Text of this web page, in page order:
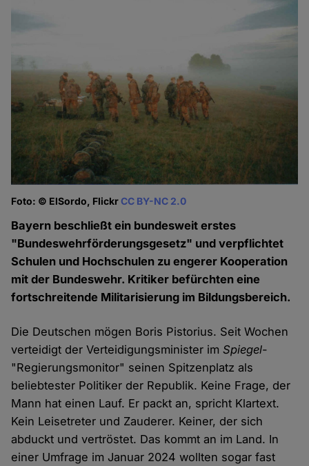
Foto: © ElSordo, FlickrCC BY-NC 2.0
Bayern beschließt ein bundesweit erstes
"Bundeswehrförderungsgesetz" und verpflichtet
Schulen und Hochschulen zu engerer Kooperation
mit der Bundeswehr. Kritiker befürchten eine
fortschreitende Militarisierung im Bildungsbereich.
Die Deutschen mögen Boris Pistorius. Seit Wochen
verteidigt der Verteidigungsminister imSpiegel-
"Regierungsmonitor" seinen Spitzenplatz als
beliebtester Politiker der Republik. Keine Frage, der
Mann hat einen Lauf. Er packt an, spricht Klartext.
Kein Leisetreter und Zauderer. Keiner, der sich
abduckt und vertröstet. Das kommt an im Land. In
einer Umfrage im Januar 2024 wollten sogar fast